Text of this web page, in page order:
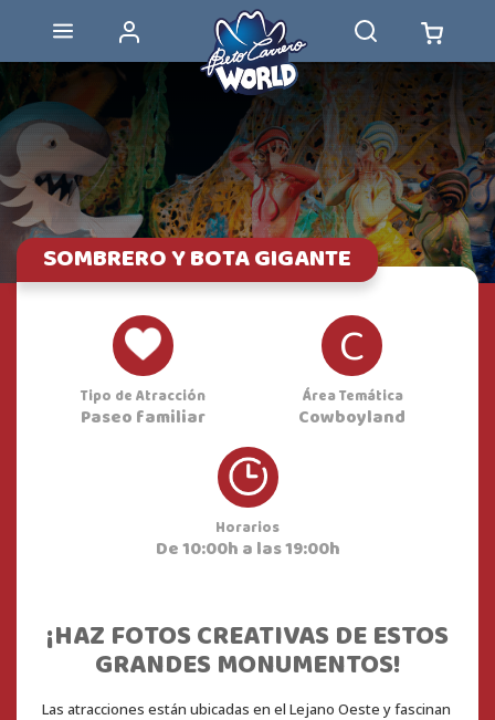
SOMBRERO Y BOTA GIGANTE
Tipo de Atracción
Paseo familiar
C
Área Temática
Cowboyland
Horarios
De 10:00h a las 19:00h
¡HAZ FOTOS CREATIVAS DE ESTOS
GRANDES MONUMENTOS!
Las atracciones están ubicadas en el Lejano Oeste y fascinan